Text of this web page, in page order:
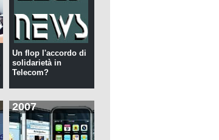
Un flop l'accordo di
solidarietà in
Telecom?
2007